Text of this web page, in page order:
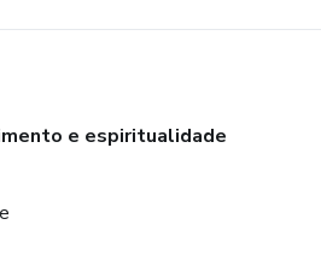
e espiritualidade